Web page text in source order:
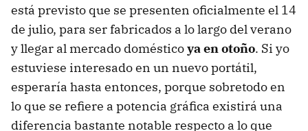
está previsto que se presenten oficialmente el 14
de julio, para ser fabricados a lo largo del verano
y llegar al mercado domésticoya en otoño. Si yo
estuviese interesado en un nuevo portátil,
esperaría hasta entonces, porque sobretodo en
lo que se refiere a potencia gráfica existirá una
diferencia bastante notable respecto a lo que